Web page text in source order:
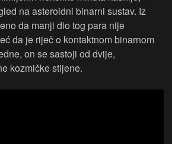
na asteroidni binarni sustav. Iz
da manji dio tog para nije
da je riječ o kontaktnom binarnom
on se sastoji od dvije,
kozmičke stijene.